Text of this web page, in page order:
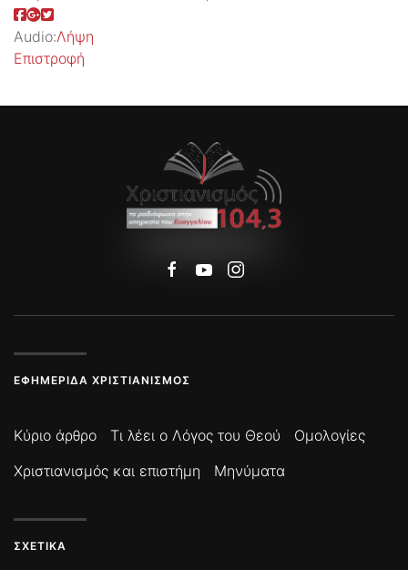
Audio:Λήψη
Επιστροφή
ΕΦΗΜΕΡΊΔΑ ΧΡΙΣΤΙΑΝΙΣΜΌΣ
Κύριο άρθρο Τι λέει ο Λόγος του Θεού
Ομολογίες
Χριστιανισμός και επιστήμη
Μηνύματα
ΣΧΕΤΙΚΆ